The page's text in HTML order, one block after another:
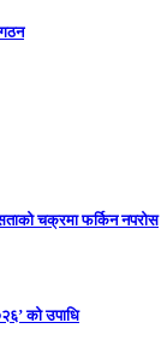
चक्रमा फर्किन नपरोस
को उपाधि